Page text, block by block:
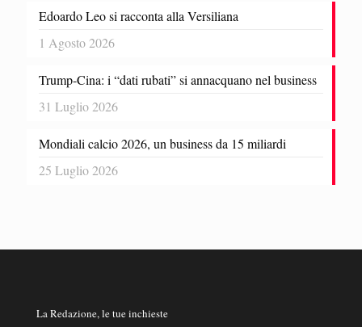
Edoardo Leo si racconta alla Versiliana
1 Agosto 2026
Trump-Cina: i “dati rubati” si annacquano nel business
31 Luglio 2026
Mondiali calcio 2026, un business da 15 miliardi
25 Luglio 2026
La Redazione, le tue inchieste